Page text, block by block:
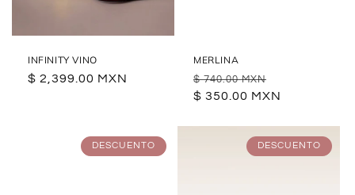
INFINITY VINO
Precio
$ 2,399.00 MXN
MERLINA
Precio
habitual
$ 740.00 MXN
de
$ 350.00 MXN
DESCUENTO DESCUENTO